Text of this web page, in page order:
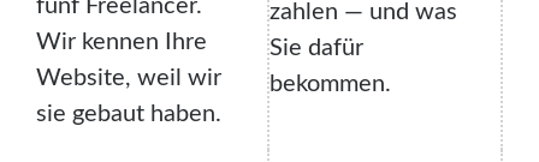
fünf Freelancer.
Wir kennen Ihre
Website, weil wir
sie gebaut haben.
zahlen — und was
Sie dafür
bekommen.